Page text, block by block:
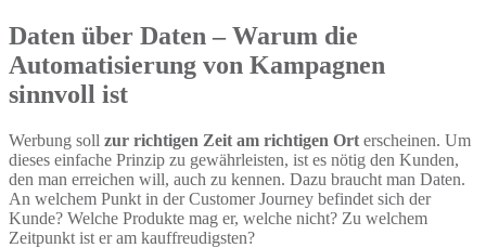
Daten über Daten – Warum die
Automatisierung von Kampagnen
sinnvoll ist
Werbung soll zur richtigen Zeit am richtigen Ort erscheinen. Um
dieses einfache Prinzip zu gewährleisten, ist es nötig den Kunden,
den man erreichen will, auch zu kennen. Dazu braucht man Daten.
An welchem Punkt in der Customer Journey befindet sich der
Kunde? Welche Produkte mag er, welche nicht? Zu welchem
Zeitpunkt ist er am kauffreudigsten?